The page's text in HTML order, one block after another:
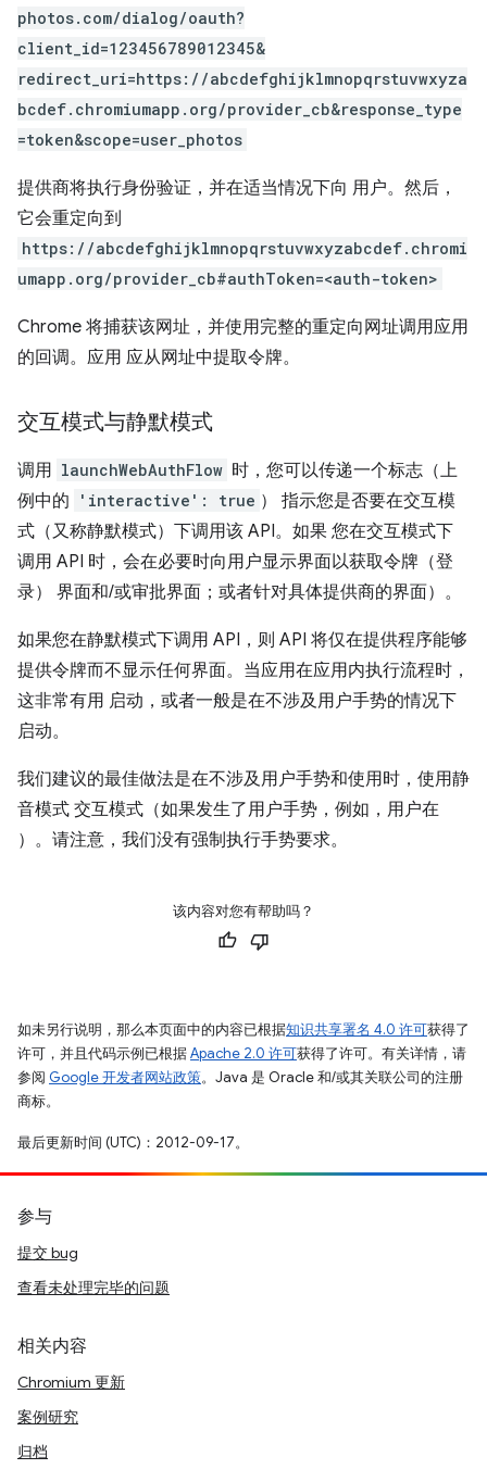
photos.com/dialog/oauth?
client_id=123456789012345&
redirect_uri=https://abcdefghijklmnopqrstuvwxyza
bcdef.chromiumapp.org/provider_cb&response_type
=token&scope=user_photos
提供商将执行身份验证，并在适当情况下向 用户。然后，
它会重定向到
https://abcdefghijklmnopqrstuvwxyzabcdef.chromi
umapp.org/provider_cb#authToken=<auth-token>
Chrome 将捕获该网址，并使用完整的重定向网址调用应用
的回调。应用 应从网址中提取令牌。
交互模式与静默模式
调用 launchWebAuthFlow 时，您可以传递一个标志（上
例中的
'interactive': true ） 指示您是否要在交互模
式（又称静默模式）下调用该 API。如果 您在交互模式下
调用 API 时，会在必要时向用户显示界面以获取令牌（登
录） 界面和/或审批界面；或者针对具体提供商的界面）。
如果您在静默模式下调用 API，则 API 将仅在提供程序能够
提供令牌而不显示任何界面。当应用在应用内执行流程时，
这非常有用 启动，或者一般是在不涉及用户手势的情况下
启动。
我们建议的最佳做法是在不涉及用户手势和使用时，使用静
音模式 交互模式（如果发生了用户手势，例如，用户在
）。请注意，我们没有强制执行手势要求。
该内容对您有帮助吗？
如未另行说明，那么本页面中的内容已根据知识共享署名 4.0 许可获得了
许可，并且代码示例已根据Apache 2.0 许可获得了许可。有关详情，请
参阅 Google 开发者网站政策。Java 是 Oracle 和/或其关联公司的注册
商标。
最后更新时间 (UTC)：2012-09-17。
参与
提交 bug
查看未处理完毕的问题
相关内容
Chromium 更新
案例研究
归档